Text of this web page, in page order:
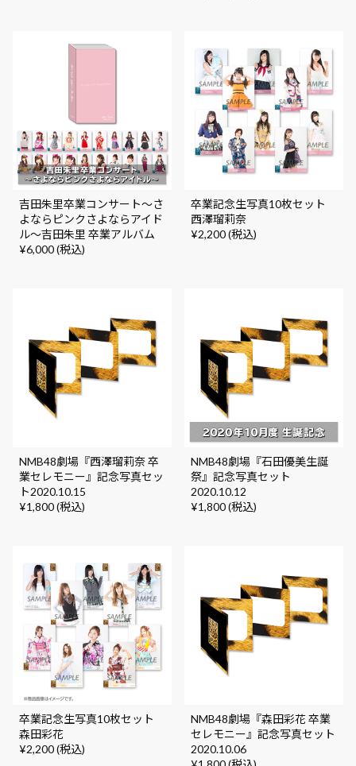
吉田朱里卒業コンサート～さ
よならピンクさよならアイド
ル～吉田朱里 卒業アルバム
¥6,000 (税込)
卒業記念生写真10枚セット
西澤瑠莉奈
¥2,200 (税込)
NMB48劇場『西澤瑠莉奈 卒
業セレモニー』記念写真セッ
ト2020.10.15
¥1,800 (税込)
NMB48劇場『石田優美生誕
祭』記念写真セット
2020.10.12
¥1,800 (税込)
卒業記念生写真10枚セット
森田彩花
¥2,200 (税込)
NMB48劇場『森田彩花 卒業
セレモニー』記念写真セット
2020.10.06